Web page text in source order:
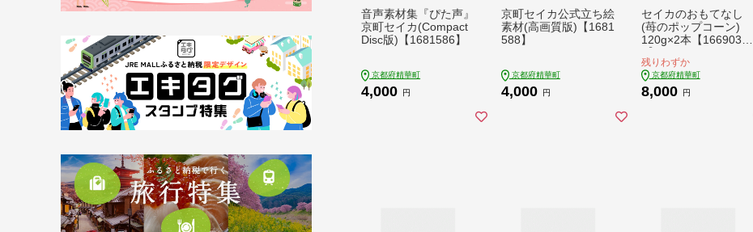
音声素材集『ぴた声』
京町セイカ(Compact
Disc版)【1681586】
京都府精華町
4,000 円
京町セイカ公式立ち絵
素材(高画質版)【1681
588】
京都府精華町
4,000 円
セイカのおもてなし
(苺のポップコーン)
120g×2本【166903
残りわずか
京都府精華町
8,000 円